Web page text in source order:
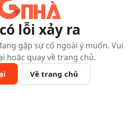
lỗi xảy ra
gặp sự cố ngoài ý muốn. Vui
hoặc quay về trang chủ.
Về trang chủ